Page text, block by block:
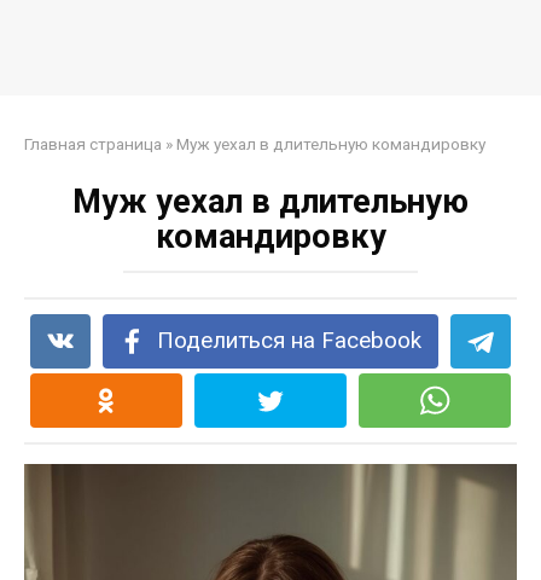
Главная страница » Муж уехал в длительную командировку
Муж уехал в длительную
командировку
Поделиться на Facebook